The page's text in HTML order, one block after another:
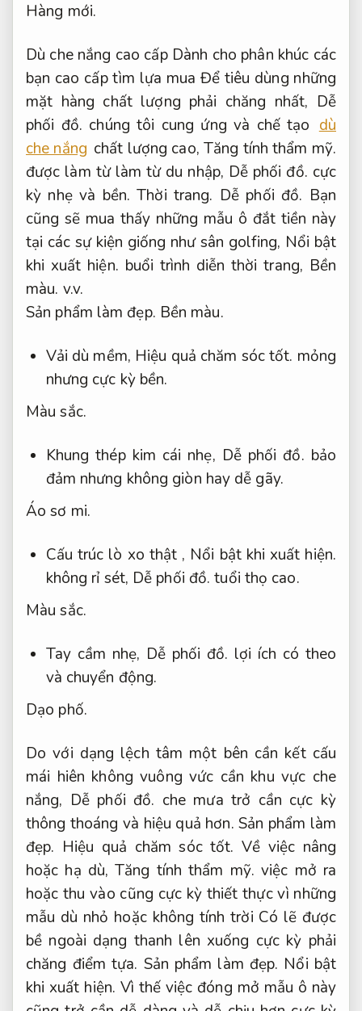
Hàng mới.
Dù che nắng cao cấp Dành cho phân khúc các
bạn cao cấp tìm lựa mua Để tiêu dùng những
mặt hàng chất lượng phải chăng nhất, Dễ
phối đồ. chúng tôi cung ứng và chế tạo dù
che nắng chất lượng cao, Tăng tính thẩm mỹ.
được làm từ làm từ du nhập, Dễ phối đồ. cực
kỳ nhẹ và bền.Thời trang. Dễ phối đồ. Bạn
cũng sẽ mua thấy những mẫu ô đắt tiền này
tại các sự kiện giống như sân golfing, Nổi bật
khi xuất hiện. buổi trình diễn thời trang, Bền
màu. v.v.
Sản phẩm làm đẹp. Bền màu.
Vải dù mềm, Hiệu quả chăm sóc tốt. mỏng
nhưng cực kỳ bền.
Màu sắc.
Khung thép kim cái nhẹ, Dễ phối đồ. bảo
đảm nhưng không giòn hay dễ gãy.
Áo sơ mi.
Cấu trúc lò xo thật , Nổi bật khi xuất hiện.
không rỉ sét, Dễ phối đồ. tuổi thọ cao.
Màu sắc.
Tay cầm nhẹ, Dễ phối đồ. lợi ích có theo
và chuyển động.
Dạo phố.
Do với dạng lệch tâm một bên cần kết cấu
mái hiên không vuông vức cần khu vực che
nắng, Dễ phối đồ. che mưa trở cần cực kỳ
thông thoáng và hiệu quả hơn.Sản phẩm làm
đẹp. Hiệu quả chăm sóc tốt. Về việc nâng
hoặc hạ dù,Tăng tính thẩm mỹ. việc mở ra
hoặc thu vào cũng cực kỳ thiết thực vì những
mẫu dù nhỏ hoặc không tính trời Có lẽ được
bề ngoài dạng thanh lên xuống cực kỳ phải
chăng điểm tựa. Sản phẩm làm đẹp. Nổi bật
khi xuất hiện. Vì thế việc đóng mở mẫu ô này